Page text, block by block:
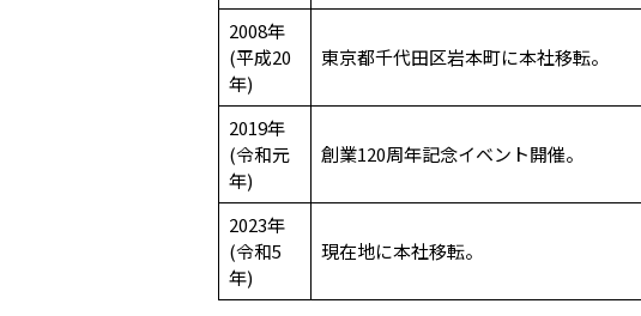
2008年
(平成20
年)
東京都千代田区岩本町に本社移転。
2019年
(令和元
年)
創業120周年記念イベント開催。
2023年
(令和5
年)
現在地に本社移転。